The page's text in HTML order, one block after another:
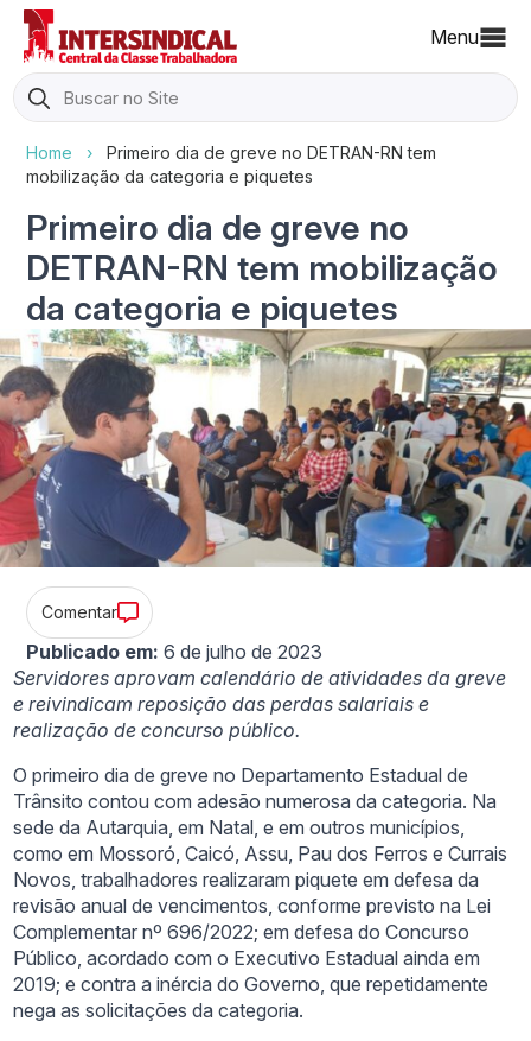
Menu
Search
for:
Home ›
Primeiro dia de greve no DETRAN-RN tem
mobilização da categoria e piquetes
Primeiro dia de greve no
DETRAN-RN tem mobilização
da categoria e piquetes
Comentar
Publicado em: 6 de julho de 2023
Servidores aprovam calendário de atividades da greve
e reivindicam reposição das perdas salariais e
realização de concurso público.
O primeiro dia de greve no Departamento Estadual de
Trânsito contou com adesão numerosa da categoria. Na
sede da Autarquia, em Natal, e em outros municípios,
como em Mossoró, Caicó, Assu, Pau dos Ferros e Currais
Novos, trabalhadores realizaram piquete em defesa da
revisão anual de vencimentos, conforme previsto na Lei
Complementar nº 696/2022; em defesa do Concurso
Público, acordado com o Executivo Estadual ainda em
2019; e contra a inércia do Governo, que repetidamente
nega as solicitações da categoria.